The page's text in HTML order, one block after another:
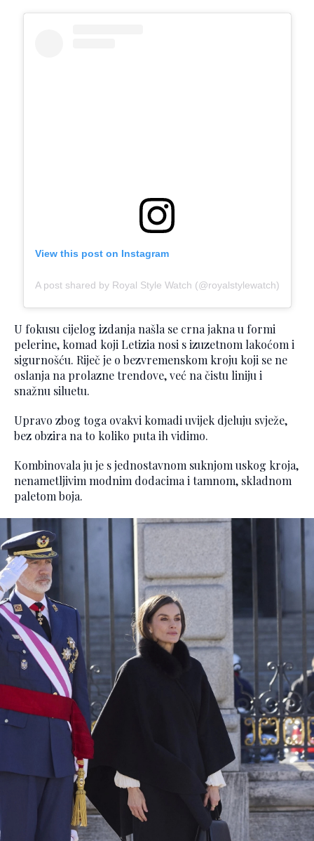
View this post on Instagram
A post shared by Royal Style Watch (@royalstylewatch)
U fokusu cijelog izdanja našla se crna jakna u formi
pelerine, komad koji Letizia nosi s izuzetnom lakoćom i
sigurnošću. Riječ je o bezvremenskom kroju koji se ne
oslanja na prolazne trendove, već na čistu liniju i
snažnu siluetu.
Upravo zbog toga ovakvi komadi uvijek djeluju svježe,
bez obzira na to koliko puta ih vidimo.
Kombinovala ju je s jednostavnom suknjom uskog kroja,
nenametljivim modnim dodacima i tamnom, skladnom
paletom boja.